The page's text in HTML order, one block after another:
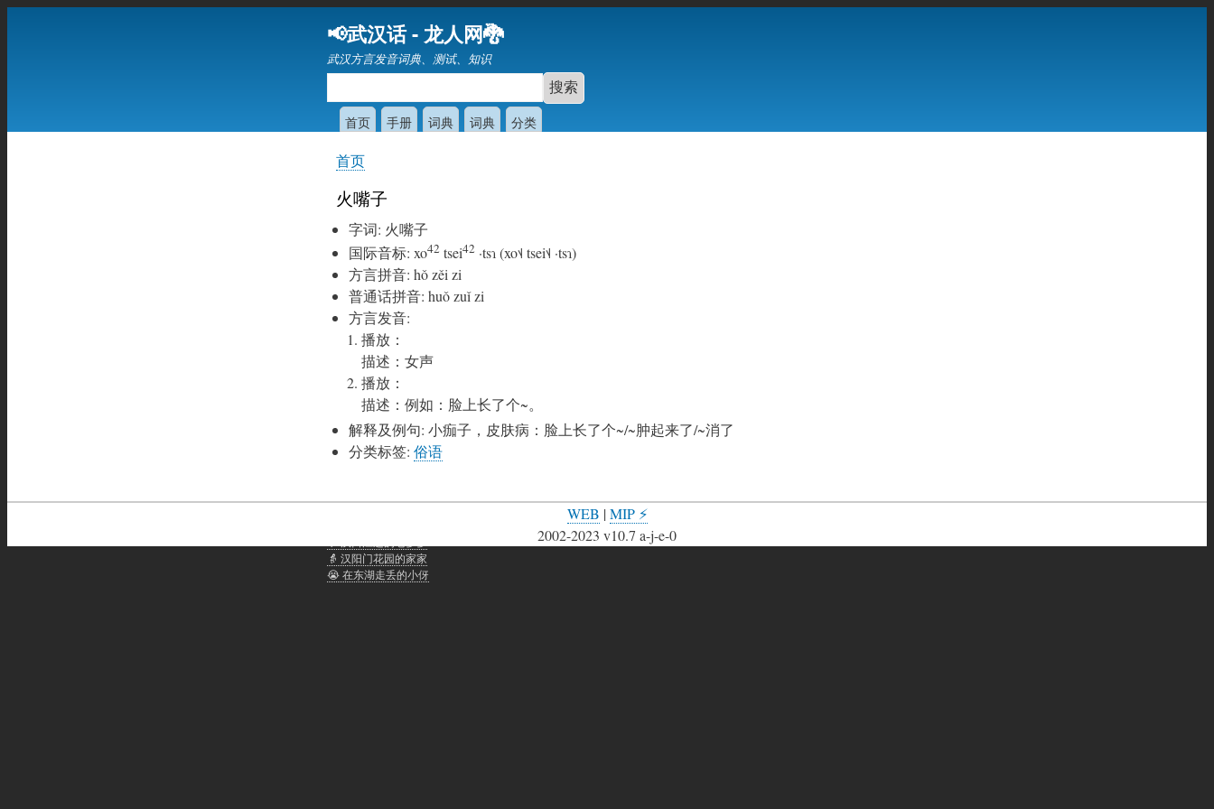
内
📢武汉话 - 龙人网🐉
武汉方言发音词典、测试、知识
首页 手册 词典 词典 分类
你
在
首页
火嘴子
字词: 火嘴子
国际音标: xo42 tsei42 ·tsɿ (xo˦˨ tsei˦˨ ·tsɿ)
方言拼音: hǒ zěi zi
普通话拼音: huǒ zuǐ zi
方言发音:
播放：
描述：女声
播放：
描述：例如：脸上长了个~。
解释及例句: 小痂子，皮肤病：脸上长了个~/~肿起来了/~消了
分类标签: 俗语
👵 汉阳门花园的家家
😭 在东湖走丢的小伢
WEB |MIP ⚡
2002-2023 v10.7 a-j-e-0